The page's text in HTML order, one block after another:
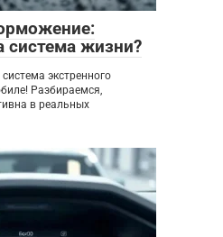
система жизни?
экстренного
Разбираемся,
в реальных